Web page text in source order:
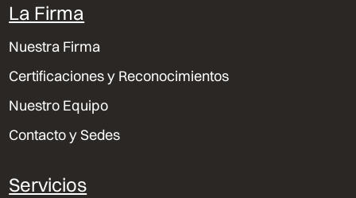
La Firma
Nuestra Firma
Certificaciones y Reconocimientos
Nuestro Equipo
Contacto y Sedes
Servicios